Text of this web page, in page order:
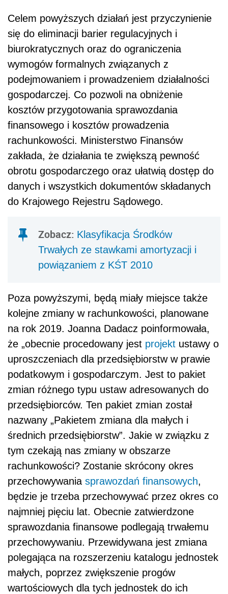
Celem powyższych działań jest przyczynienie
się do eliminacji barier regulacyjnych i
biurokratycznych oraz do ograniczenia
wymogów formalnych związanych z
podejmowaniem i prowadzeniem działalności
gospodarczej. Co pozwoli na obniżenie
kosztów przygotowania sprawozdania
finansowego i kosztów prowadzenia
rachunkowości. Ministerstwo Finansów
zakłada, że działania te zwiększą pewność
obrotu gospodarczego oraz ułatwią dostęp do
danych i wszystkich dokumentów składanych
do Krajowego Rejestru Sądowego.
Zobacz: Klasyfikacja Środków
Trwałych ze stawkami amortyzacji i
powiązaniem z KŚT 2010
Poza powyższymi, będą miały miejsce także
kolejne zmiany w rachunkowości, planowane
na rok 2019. Joanna Dadacz poinformowała,
że „obecnie procedowany jest projekt ustawy o
uproszczeniach dla przedsiębiorstw w prawie
podatkowym i gospodarczym. Jest to pakiet
zmian różnego typu ustaw adresowanych do
przedsiębiorców. Ten pakiet zmian został
nazwany „Pakietem zmiana dla małych i
średnich przedsiębiorstw”. Jakie w związku z
tym czekają nas zmiany w obszarze
rachunkowości? Zostanie skrócony okres
przechowywania sprawozdań finansowych,
będzie je trzeba przechowywać przez okres co
najmniej pięciu lat. Obecnie zatwierdzone
sprawozdania finansowe podlegają trwałemu
przechowywaniu. Przewidywana jest zmiana
polegająca na rozszerzeniu katalogu jednostek
małych, poprzez zwiększenie progów
wartościowych dla tych jednostek do ich